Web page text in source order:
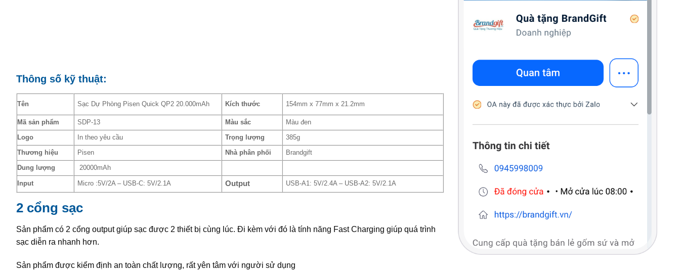
Thông số kỹ thuật:
Tên Sạc Dự Phòng Pisen Quick QP2 20.000mAh Kích thước 154mm x 77mm x 21.2mm
Mã sản phẩm SDP-13 Màu sắc
Màu đen
Logo
In theo yêu cầu Trọng lượng
385g
Thương hiệu
Pisen Nhà phân phối
Brandgift
Dung lượng
20000mAh
Input Micro :5V/2A – USB-C: 5V/2.1A Output USB-A1: 5V/2.4A – USB-A2: 5V/2.1A
2 cổng sạc
Sản phẩm có 2 cổng output giúp sạc được 2 thiết bị cùng lúc. Đi kèm với đó là tính năng Fast Charging giúp quá trình
sạc diễn ra nhanh hơn.
Sản phẩm được kiểm định an toàn chất lượng, rất yên tâm với người sử dụng